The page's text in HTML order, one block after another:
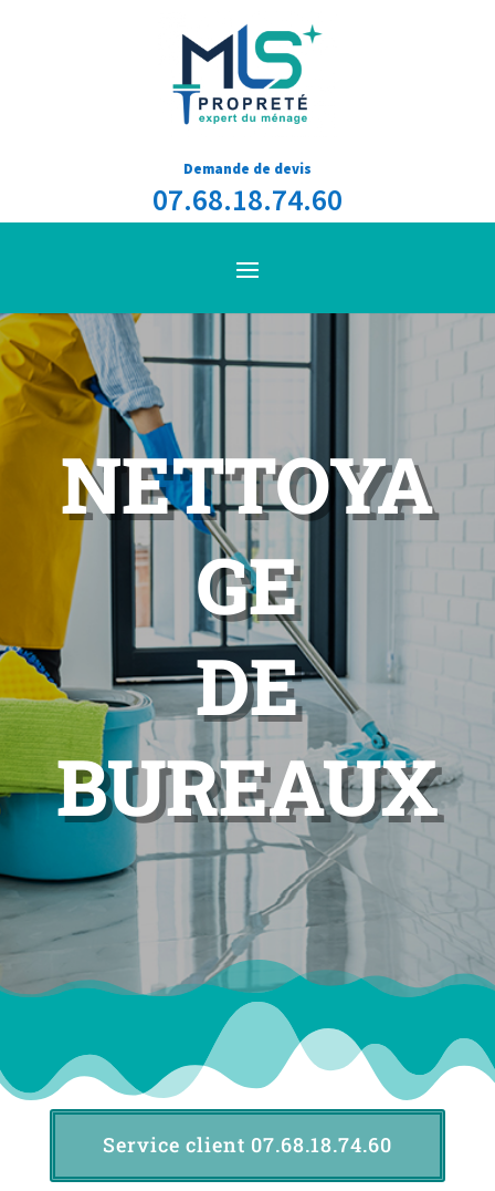
Demande de devis
07.68.18.74.60
NETTOYA
GE
DE
BUREAUX
Service client 07.68.18.74.60